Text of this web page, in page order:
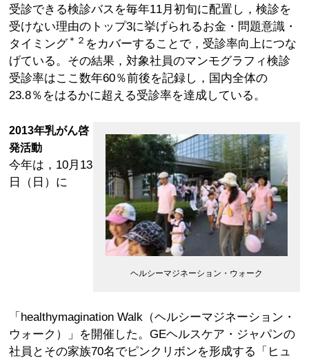
受診できる検診バスを毎年11月初旬に配置し，検診を
受けない理由のトップ3に挙げられるお金・問題意識・
タイミング＊２ をカバーすることで，受診率向上につな
げている。その結果，対象社員のマンモグラフィ検診
受診率はここ数年60％前後を記録し，国内全体の
23.8％をはるかに超える受診率を達成している。
ヘルシーマジネーション・ウォーク
2013年乳がん啓
発活動
今年は，10月13
日（日）に
「healthymagination Walk（ヘルシーマジネーション・
ウォーク）」を開催した。GEヘルスケア・ジャパンの
社員とその家族70名でピンクリボンを形成する「ヒュ